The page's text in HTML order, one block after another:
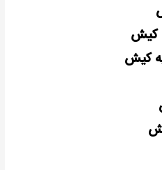
کیش
کیش